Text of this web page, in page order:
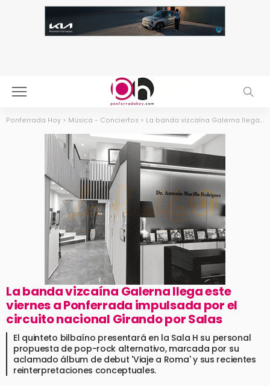
Ponferrada Hoy > Música - Conciertos > La banda vizcaína Galerna llega este viernes a Ponferrada impulsada por el circuito nacional Girando por Salas
La banda vizcaína Galerna llega este
viernes a Ponferrada impulsada por el
circuito nacional Girando por Salas
El quinteto bilbaíno presentará en la Sala H su personal
propuesta de pop-rock alternativo, marcada por su
aclamado álbum de debut 'Viaje a Roma' y sus recientes
reinterpretaciones conceptuales.